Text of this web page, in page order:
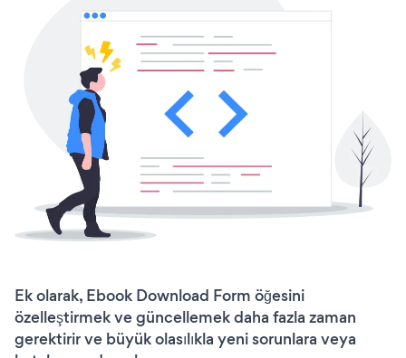
Ek olarak, Ebook Download Form öğesini
özelleştirmek ve güncellemek daha fazla zaman
gerektirir ve büyük olasılıkla yeni sorunlara veya